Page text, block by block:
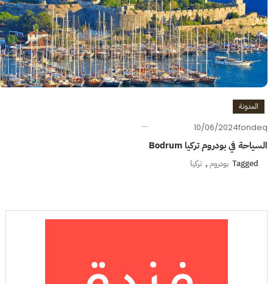
المدونة
10/06/2024fondeq
السياحة في بودروم تركيا Bodrum
Tagged بودروم , تركيا